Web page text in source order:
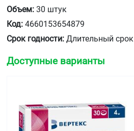
Объем: 30 штук
Код: 4660153654879
Срок годности: Длительный срок
Доступные варианты